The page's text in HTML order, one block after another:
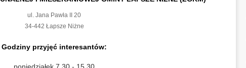
ul. Jana Pawła II 20
34-442 Łapsze Niżne
Godziny przyjęć interesantów: